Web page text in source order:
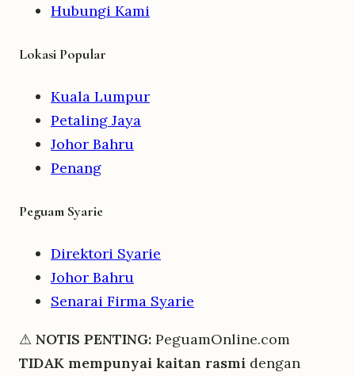
Hubungi Kami
Lokasi Popular
Kuala Lumpur
Petaling Jaya
Johor Bahru
Penang
Peguam Syarie
Direktori Syarie
Johor Bahru
Senarai Firma Syarie
⚠ NOTIS PENTING: PeguamOnline.com
TIDAK mempunyai kaitan rasmi dengan